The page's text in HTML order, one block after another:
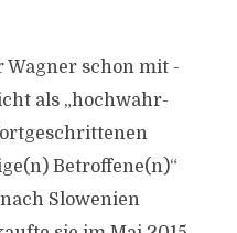
Wagner schon mit
als „hochwahr­
Betroffene(n)“
Slowenien